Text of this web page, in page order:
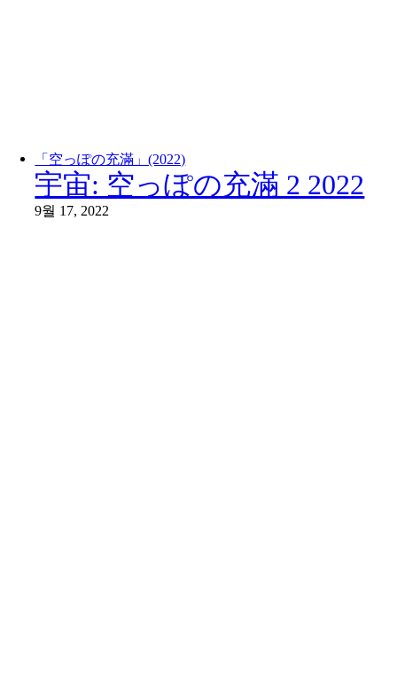
「空っぽの充滿」(2022)
宇宙: 空っぽの充滿 2 2022
9월 17, 2022